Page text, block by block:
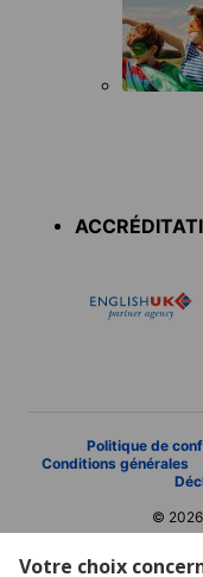
Votre choix
Politique de
Conditions générales
© 2026